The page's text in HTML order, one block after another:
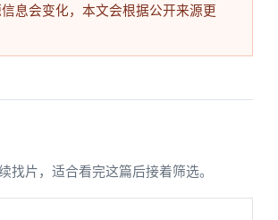
息会变化，本文会根据公开来源更
找片，适合看完这篇后接着筛选。